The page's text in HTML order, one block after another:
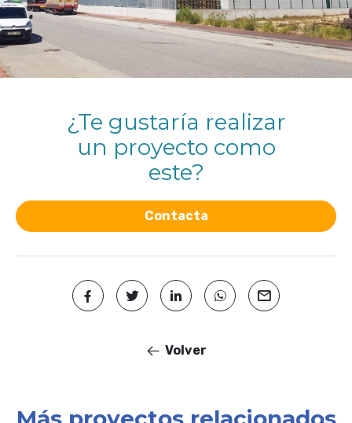
¿Te gustaría realizar
un proyecto como
este?
Contacta
Volver